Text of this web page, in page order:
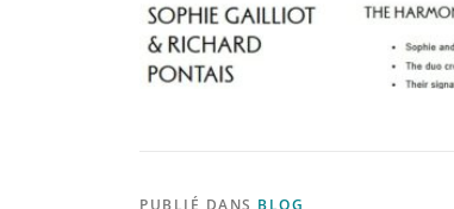
PUBLIÉ DANS BLOG